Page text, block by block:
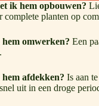
ik hem opbouwen?
complete planten op
omwerken? Een
afdekken? Is aan
uit in een droge